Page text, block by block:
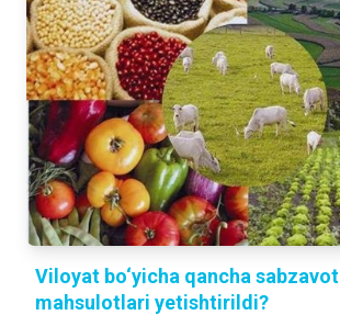
Viloyat bo‘yicha qancha sabzavot
mahsulotlari yetishtirildi?